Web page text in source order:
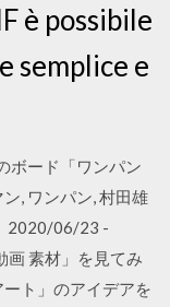
è possibile
semplice e
ボード「ワンパン
, ワンパン, 村田雄
2020/06/23 -
画 素材」を見てみ
ト」のアイデアを